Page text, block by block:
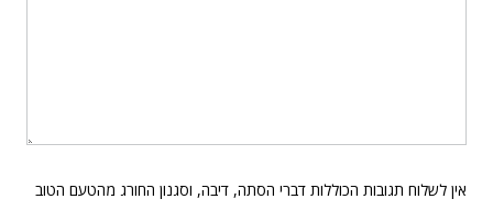
אין לשלוח תגובות הכוללות דברי הסתה, דיבה, וסגנון החורג מהטעם הטוב